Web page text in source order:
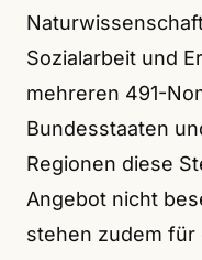
Sozialarbeit und
mehreren 491-
Bundesstaaten
Regionen diese
Angebot nicht
stehen zudem für